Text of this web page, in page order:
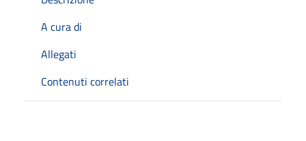
A cura di
Allegati
Contenuti correlati